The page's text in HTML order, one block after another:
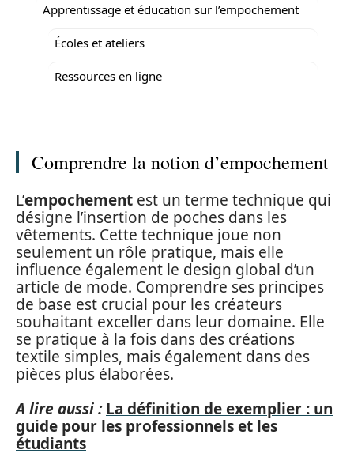
Apprentissage et éducation sur l’empochement
Écoles et ateliers
Ressources en ligne
Comprendre la notion d’empochement
L’empochement est un terme technique qui
désigne l’insertion de poches dans les
vêtements. Cette technique joue non
seulement un rôle pratique, mais elle
influence également le design global d’un
article de mode. Comprendre ses principes
de base est crucial pour les créateurs
souhaitant exceller dans leur domaine. Elle
se pratique à la fois dans des créations
textile simples, mais également dans des
pièces plus élaborées.
A lire aussi : La définition de exemplier : un
guide pour les professionnels et les
étudiants